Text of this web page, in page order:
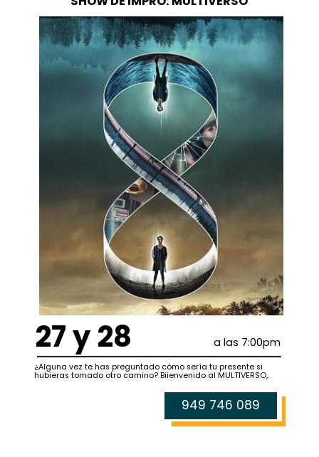
27 y 28 a las 7:00pm
¿Alguna vez te has preguntado cómo sería tu presente si
hubieras tomado otro camino? Biienvenido al MULTIVERSO,.
949 746 089